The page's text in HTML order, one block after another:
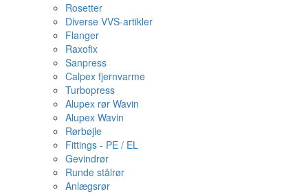
Rosetter
Diverse VVS-artikler
Flanger
Raxofix
Sanpress
Calpex fjernvarme
Turbopress
Alupex rør Wavin
Alupex Wavin
Rørbøjle
Fittings - PE / EL
Gevindrør
Runde stålrør
Anlægsrør